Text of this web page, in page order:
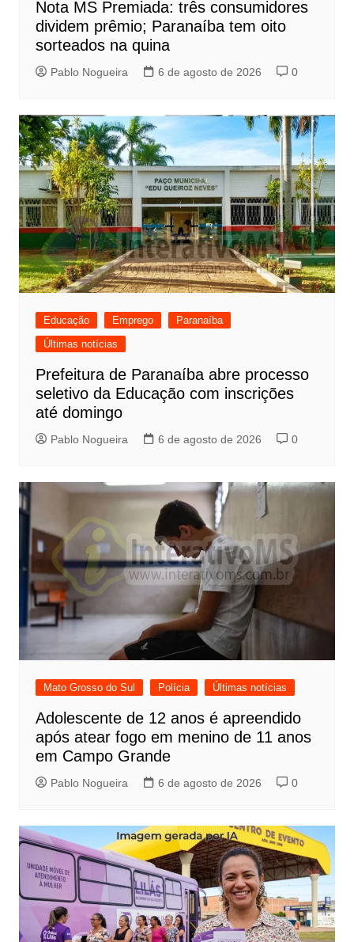
Nota MS Premiada: três consumidores
dividem prêmio; Paranaíba tem oito
sorteados na quina
Pablo Nogueira 6 de agosto de 2026 0
Educação Emprego
Paranaíba
Últimas notícias
Prefeitura de Paranaíba abre processo
seletivo da Educação com inscrições
até domingo
Pablo Nogueira 6 de agosto de 2026 0
Mato Grosso do Sul Polícia Últimas notícias
Adolescente de 12 anos é apreendido
após atear fogo em menino de 11 anos
em Campo Grande
Pablo Nogueira 6 de agosto de 2026 0